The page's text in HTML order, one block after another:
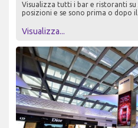
Visualizza tutti i bar e ristoranti
posizioni e se sono prima o dopo il
Visualizza...